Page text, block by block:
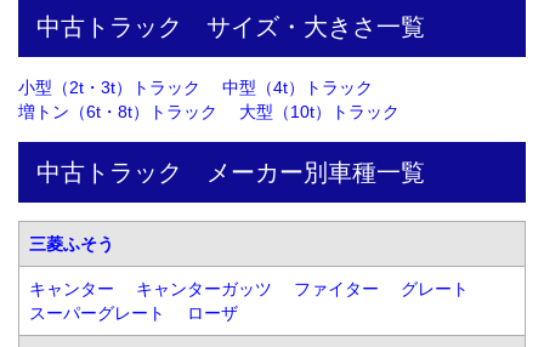
中古トラック　サイズ・大きさ一覧
小型（2t・3t）トラック
中型（4t）トラック
増トン（6t・8t）トラック
大型（10t）トラック
中古トラック　メーカー別車種一覧
三菱ふそう
キャンター キャンターガッツ ファイター
グレート
スーパーグレート
ローザ